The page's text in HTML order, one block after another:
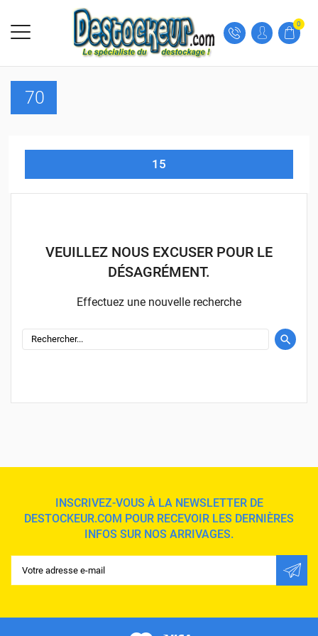
0
70
15
VEUILLEZ NOUS EXCUSER POUR LE
DÉSAGRÉMENT.
Effectuez une nouvelle recherche
INSCRIVEZ-VOUS À LA NEWSLETTER DE
DESTOCKEUR.COM POUR RECEVOIR LES DERNIÈRES
INFOS SUR NOS ARRIVAGES.